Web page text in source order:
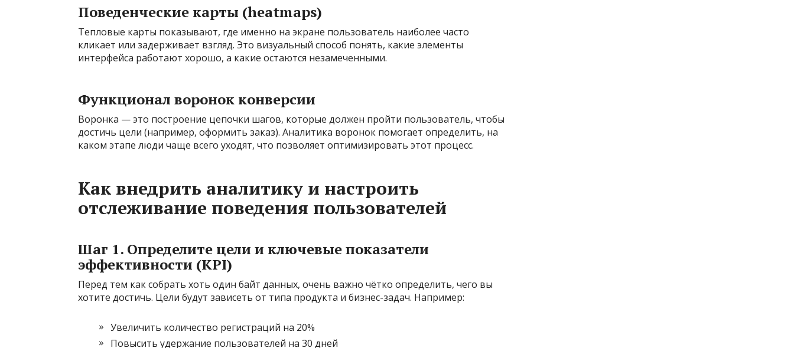
Поведенческие карты (heatmaps)
Тепловые карты показывают, где именно на экране пользователь наиболее часто
кликает или задерживает взгляд. Это визуальный способ понять, какие элементы
интерфейса работают хорошо, а какие остаются незамеченными.
Функционал воронок конверсии
Воронка — это построение цепочки шагов, которые должен пройти пользователь, чтобы
достичь цели (например, оформить заказ). Аналитика воронок помогает определить, на
каком этапе люди чаще всего уходят, что позволяет оптимизировать этот процесс.
Как внедрить аналитику и настроить
отслеживание поведения пользователей
Шаг 1. Определите цели и ключевые показатели
эффективности (KPI)
Перед тем как собрать хоть один байт данных, очень важно чётко определить, чего вы
хотите достичь. Цели будут зависеть от типа продукта и бизнес-задач. Например:
Увеличить количество регистраций на 20%
Повысить удержание пользователей на 30 дней